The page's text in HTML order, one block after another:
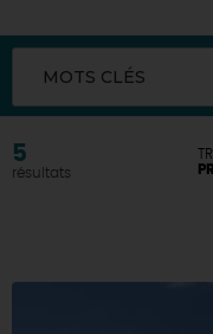
MOTS CLÉS
5
résultats